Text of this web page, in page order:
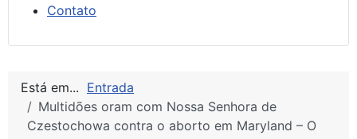
Contato
Está em... Entrada
Multidões oram com Nossa Senhora de
Czestochowa contra o aborto em Maryland – O